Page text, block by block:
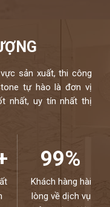
sản xuất, thi công
tự hào là đơn vị
nhất, uy tín nhất thị
99%
Khách hàng hài
lòng về dịch vụ